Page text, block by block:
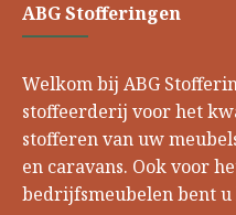
ABG Stofferingen
Welkom bij ABG
stoffeerderij voor het
stofferen van uw
en caravans. Ook voor
bedrijfsmeubelen bent u